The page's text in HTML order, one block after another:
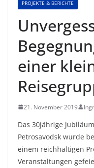
PROJEKTE & BERICHTE
einer
21. November 2019
Das 30jährige
Petrosavodsk wurde
einem reichhaltigen
Veranstaltungen